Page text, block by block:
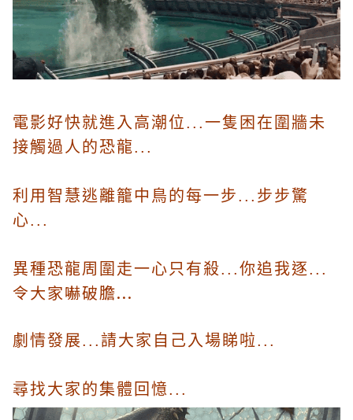
電影好快就進入高潮位...一隻困在圍牆未
接觸過人的恐龍...
利用智慧逃離籠中鳥的每一步...步步驚
心...
異種恐龍周圍走一心只有殺...你追我逐...
令大家嚇破膽...
劇情發展...請大家自己入場睇啦...
尋找大家的集體回憶...